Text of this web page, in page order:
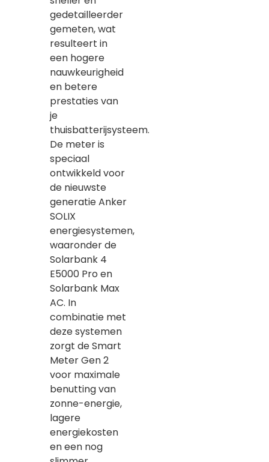
gedetailleerder
gemeten, wat
resulteert in
een hogere
nauwkeurigheid
en betere
prestaties van
je
thuisbatterijsysteem.
De meter is
speciaal
ontwikkeld voor
de nieuwste
generatie Anker
SOLIX
energiesystemen,
waaronder de
Solarbank 4
E5000 Pro en
Solarbank Max
AC. In
combinatie met
deze systemen
zorgt de Smart
Meter Gen 2
voor maximale
benutting van
zonne-energie,
lagere
energiekosten
en een nog